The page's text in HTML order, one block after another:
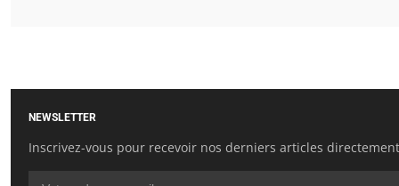
NEWSLETTER
Inscrivez-vous pour recevoir nos derniers articles